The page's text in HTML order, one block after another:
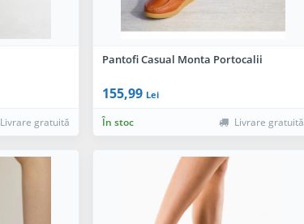
Livrare gratuită
Pantofi Casual Monta Portocalii
155,99 Lei
În stoc Livrare gratuită